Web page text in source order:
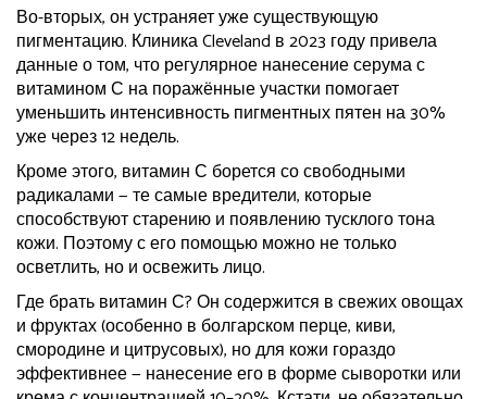
Во-вторых, он устраняет уже существующую
пигментацию. Клиника Cleveland в 2023 году привела
данные о том, что регулярное нанесение серума с
витамином С на поражённые участки помогает
уменьшить интенсивность пигментных пятен на 30%
уже через 12 недель.
Кроме этого, витамин С борется со свободными
радикалами — те самые вредители, которые
способствуют старению и появлению тусклого тона
кожи. Поэтому с его помощью можно не только
осветлить, но и освежить лицо.
Где брать витамин С? Он содержится в свежих овощах
и фруктах (особенно в болгарском перце, киви,
смородине и цитрусовых), но для кожи гораздо
эффективнее — нанесение его в форме сыворотки или